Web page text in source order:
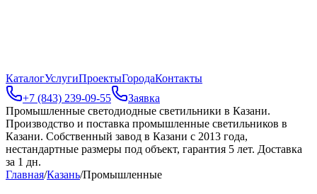
КаталогУслугиПроектыГородаКонтакты
+7 (843) 239-09-55
Заявка
Промышленные светодиодные светильники в Казани.
Производство и поставка промышленные светильников в
Казани. Собственный завод в Казани с 2013 года,
нестандартные размеры под объект, гарантия 5 лет. Доставка
за 1 дн.
Главная/Казань/Промышленные